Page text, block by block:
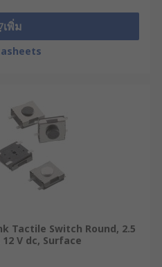
าย PCB Tact Switch,
ด หรือสวิตช์ประเภทอื่น
ายแท็กสวิตช์จาก
ะเทศ หรือติดต่อเพื่อ
นผลิตภัณฑ์ของเราได้
เพิ่ม
Tactile Switch Round, 2.5
12 V dc, Surface